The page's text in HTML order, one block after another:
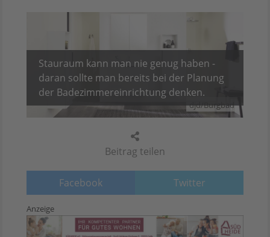
Beitrag teilen
Facebook Twitter
djd/Burgbad
Stauraum kann man nie genug haben -
daran sollte man bereits bei der Planung
der Badezimmereinrichtung denken.
Anzeige